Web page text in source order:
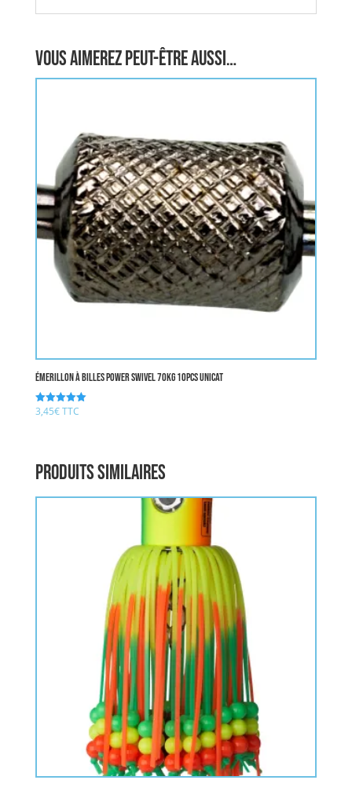
Vous aimerez peut-être aussi…
émerillon à billes POWER SWIVEL 70kg 10pcs UNICAT
Note
3,45€TTC
Produits similaires